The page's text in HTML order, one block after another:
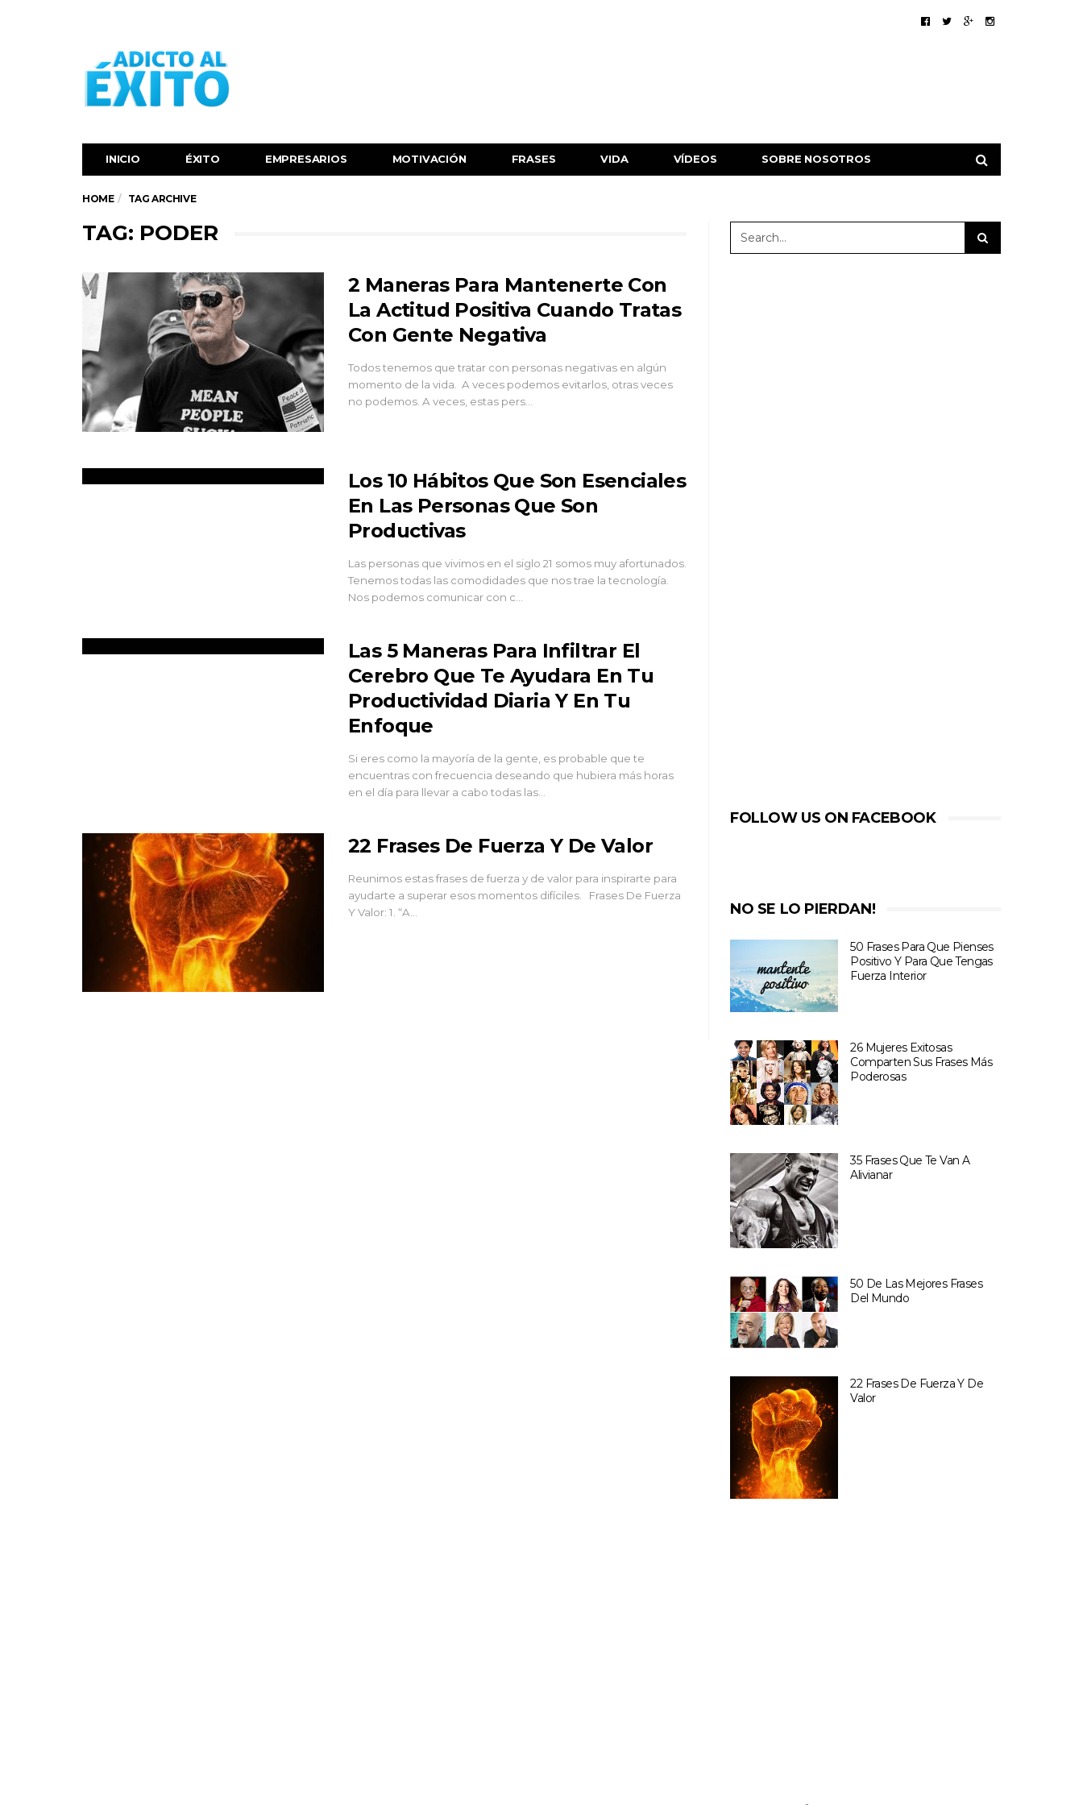
INICIO ÉXITO‬ EMPRESARIOS MOTIVACIÓN FRASES VIDA VÍDEOS SOBRE NOSOTROS
HOME TAG ARCHIVE
TAG: PODER
2 Maneras Para Mantenerte Con
La Actitud Positiva Cuando Tratas
Con Gente Negativa
Todos tenemos que tratar con personas negativas en algún
momento de la vida. A veces podemos evitarlos, otras veces
no podemos. A veces, estas pers…
Los 10 Hábitos Que Son Esenciales
En Las Personas Que Son
Productivas
Las personas que vivimos en el siglo 21 somos muy afortunados.
Tenemos todas las comodidades que nos trae la tecnología.
Nos podemos comunicar con c…
Las 5 Maneras Para Infiltrar El
Cerebro Que Te Ayudara En Tu
Productividad Diaria Y En Tu
Enfoque
Si eres como la mayoría de la gente, es probable que te
encuentras con frecuencia deseando que hubiera más horas
en el día para llevar a cabo todas las…
22 Frases De Fuerza Y De Valor
Reunimos estas frases de fuerza y de valor para inspirarte para
ayudarte a superar esos momentos difíciles. Frases De Fuerza
Y Valor: 1. “A…
FOLLOW US ON FACEBOOK
NO SE LO PIERDAN!
50 Frases Para Que Pienses
Positivo Y Para Que Tengas
Fuerza Interior
26 Mujeres Exitosas
Comparten Sus Frases Más
Poderosas
35 Frases Que Te Van A
Alivianar
50 De Las Mejores Frases
Del Mundo
22 Frases De Fuerza Y De
Valor